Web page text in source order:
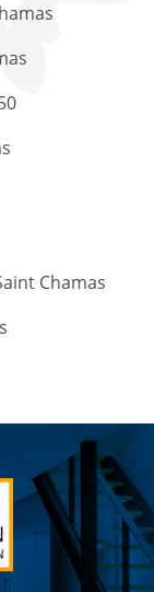
Chamas